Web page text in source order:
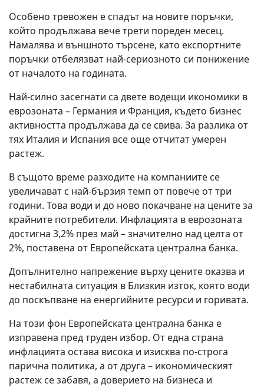
Особено тревожен е спадът на новите поръчки,
който продължава вече трети пореден месец.
Намалява и външното търсене, като експортните
поръчки отбелязват най-сериозното си понижение
от началото на годината.
Най-силно засегнати са двете водещи икономики в
еврозоната – Германия и Франция, където бизнес
активността продължава да се свива. За разлика от
тях Италия и Испания все още отчитат умерен
растеж.
В същото време разходите на компаниите се
увеличават с най-бързия темп от повече от три
години. Това води и до ново покачване на цените за
крайните потребители. Инфлацията в еврозоната
достигна 3,2% през май – значително над целта от
2%, поставена от Европейската централна банка.
Допълнително напрежение върху цените оказва и
нестабилната ситуация в Близкия изток, която води
до поскъпване на енергийните ресурси и горивата.
На този фон Европейската централна банка е
изправена пред труден избор. От една страна
инфлацията остава висока и изисква по-строга
парична политика, а от друга – икономическият
растеж се забавя, а доверието на бизнеса и